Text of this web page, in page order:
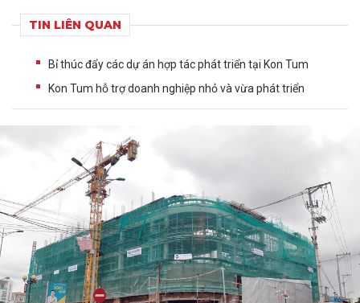
TIN LIÊN QUAN
Bỉ thúc đẩy các dự án hợp tác phát triển tại Kon Tum
Kon Tum hỗ trợ doanh nghiệp nhỏ và vừa phát triển